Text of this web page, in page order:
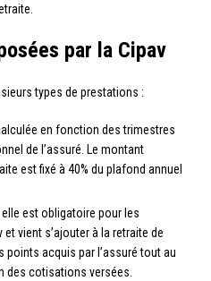
par la Cipav
types de prestations :
en fonction des trimestres
de l’assuré. Le montant
est fixé à 40% du plafond annuel
elle est obligatoire pour les
vient s’ajouter à la retraite de
points acquis par l’assuré tout au
des cotisations versées.